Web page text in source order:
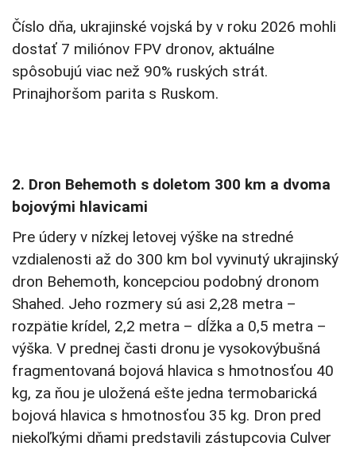
Číslo dňa, ukrajinské vojská by v roku 2026 mohli
dostať 7 miliónov FPV dronov, aktuálne
spôsobujú viac než 90% ruských strát.
Prinajhoršom parita s Ruskom.
2. Dron Behemoth s doletom 300 km a dvoma
bojovými hlavicami
Pre údery v nízkej letovej výške na stredné
vzdialenosti až do 300 km bol vyvinutý ukrajinský
dron Behemoth, koncepciou podobný dronom
Shahed. Jeho rozmery sú asi 2,28 metra –
rozpätie krídel, 2,2 metra – dĺžka a 0,5 metra –
výška. V prednej časti dronu je vysokovýbušná
fragmentovaná bojová hlavica s hmotnosťou 40
kg, za ňou je uložená ešte jedna termobarická
bojová hlavica s hmotnosťou 35 kg. Dron pred
niekoľkými dňami predstavili zástupcovia Culver